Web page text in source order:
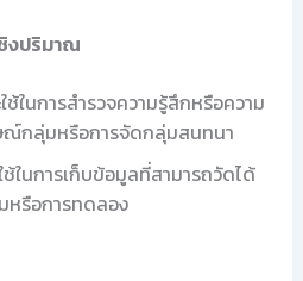
งปริมาณ
ช้ในการสำรวจความรู้สึกหรือความ
ณ์กลุ่มหรือการจัดกลุ่มสนทนา
ในการเก็บข้อมูลที่สามารถวัดได้
หรือการทดลอง